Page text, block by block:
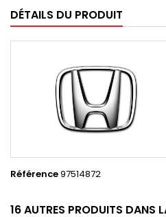
DÉTAILS DU PRODUIT
Référence97514872
16 AUTRES PRODUITS DANS